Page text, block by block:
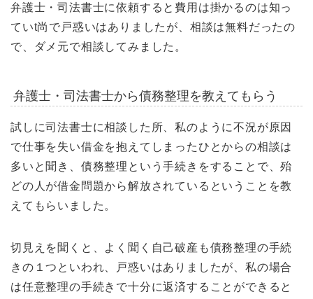
弁護士・司法書士に依頼すると費用は掛かるのは知っ
ていt尚で戸惑いはありましたが、相談は無料だったの
で、ダメ元で相談してみました。
弁護士・司法書士から債務整理を教えてもらう
試しに司法書士に相談した所、私のように不況が原因
で仕事を失い借金を抱えてしまったひとからの相談は
多いと聞き、債務整理という手続きをすることで、殆
どの人が借金問題から解放されているということを教
えてもらいました。
切見えを聞くと、よく聞く自己破産も債務整理の手続
きの１つといわれ、戸惑いはありましたが、私の場合
は任意整理の手続きで十分に返済することができると